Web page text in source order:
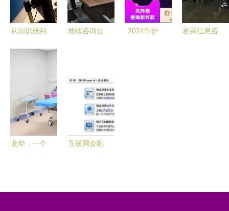
场、产品与
价值解析
从知识册到
代化信息咨
询服务
地铁咨询公
成功交付，
树立行业新
标杆
2024年护
君禹信息咨
龙华，一个
互联网金融